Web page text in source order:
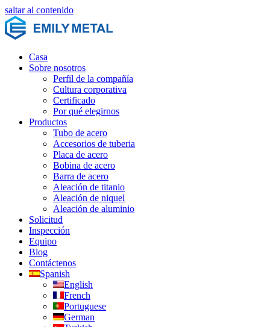
saltar al contenido
Casa
Sobre nosotros
Perfil de la compañía
Cultura corporativa
Certificado
Por qué elegirnos
Productos
Tubo de acero
Accesorios de tuberia
Placa de acero
Bobina de acero
Barra de acero
Aleación de titanio
Aleación de niquel
Aleación de aluminio
Solicitud
Inspección
Equipo
Blog
Contáctenos
Spanish
English
French
Portuguese
German